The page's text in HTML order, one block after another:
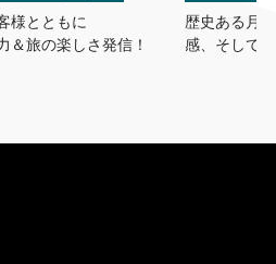
様とともに
＆旅の楽しさ発信！
歴史ある月
感、 そして